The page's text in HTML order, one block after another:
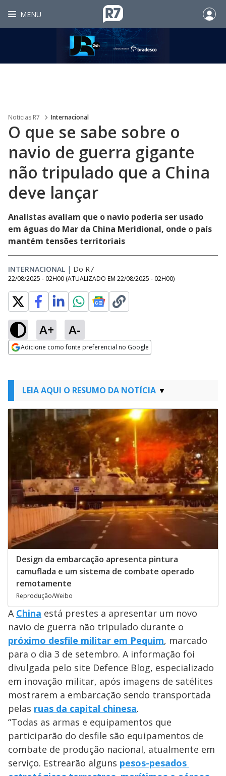
MENU
Noticias R7 Internacional
O que se sabe sobre o
navio de guerra gigante
não tripulado que a China
deve lançar
Analistas avaliam que o navio poderia ser usado
em águas do Mar da China Meridional, onde o país
mantém tensões territoriais
INTERNACIONAL | Do R7
22/08/2025 - 02H00 (ATUALIZADO EM 22/08/2025 - 02H00)
A+ A-
Adicione como fonte preferencial no Google
LEIA AQUI O RESUMO DA NOTÍCIA
Design da embarcação apresenta pintura
camuflada e um sistema de combate operado
remotamente
Reprodução/Weibo
A China está prestes a apresentar um novo
navio de guerra não tripulado durante o
próximo desfile militar em Pequim, marcado
para o dia 3 de setembro. A informação foi
divulgada pelo site Defence Blog, especializado
em inovação militar, após imagens de satélites
mostrarem a embarcação sendo transportada
pelas ruas da capital chinesa.
“Todas as armas e equipamentos que
participarão do desfile são equipamentos de
combate de produção nacional, atualmente em
serviço. Estrearão alguns pesos-pesados ​​